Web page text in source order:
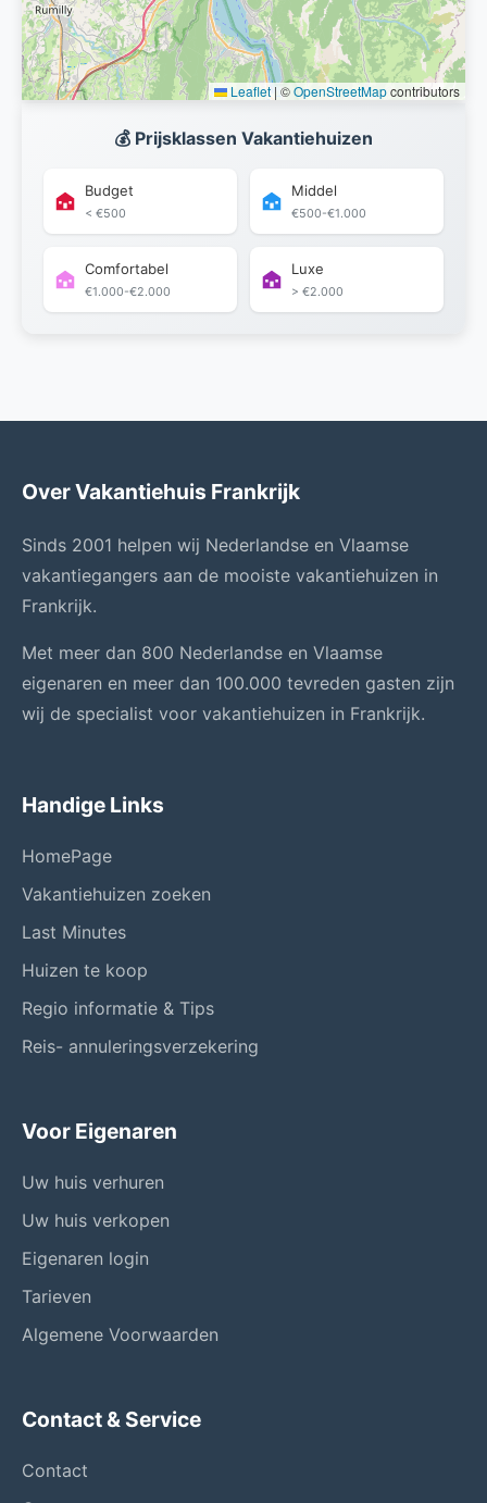
Leaflet | ©OpenStreetMapcontributors
💰 Prijsklassen Vakantiehuizen
Budget
< €500
Middel
€500-€1.000
Comfortabel
€1.000-€2.000
Luxe
> €2.000
Over Vakantiehuis Frankrijk
Sinds 2001 helpen wij Nederlandse en Vlaamse
vakantiegangers aan de mooiste vakantiehuizen in
Frankrijk.
Met meer dan 800 Nederlandse en Vlaamse
eigenaren en meer dan 100.000 tevreden gasten zijn
wij de specialist voor vakantiehuizen in Frankrijk.
Handige Links
HomePage
Vakantiehuizen zoeken
Last Minutes
Huizen te koop
Regio informatie & Tips
Reis- annuleringsverzekering
Voor Eigenaren
Uw huis verhuren
Uw huis verkopen
Eigenaren login
Tarieven
Algemene Voorwaarden
Contact & Service
Contact